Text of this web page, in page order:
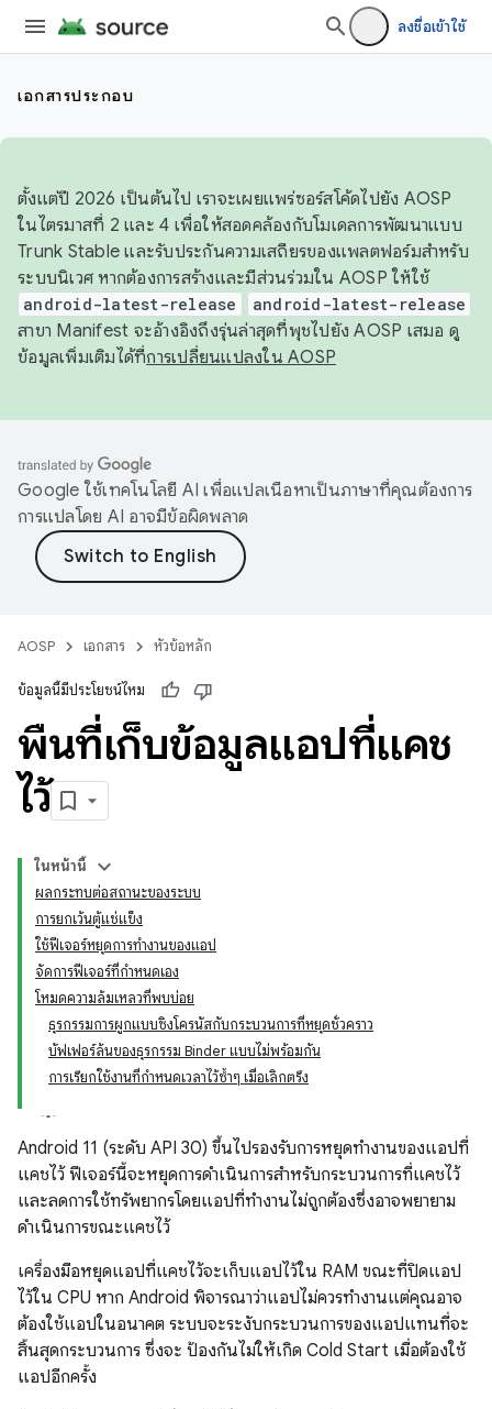
ลงชื่อเข้าใช้
เอกสารประกอบ
ตั้งแต่ปี 2026 เป็นต้นไป เราจะเผยแพร่ซอร์สโค้ดไปยัง AOSP
ในไตรมาสที่ 2 และ 4 เพื่อให้สอดคล้องกับโมเดลการพัฒนาแบบ
Trunk Stable และรับประกันความเสถียรของแพลตฟอร์มสำหรับ
ระบบนิเวศ หากต้องการสร้างและมีส่วนร่วมใน AOSP ให้ใช้
android-latest-release android-latest-release
สาขา Manifest จะอ้างอิงถึงรุ่นล่าสุดที่พุชไปยัง AOSP เสมอ ดู
ข้อมูลเพิ่มเติมได้ที่การเปลี่ยนแปลงใน AOSP
Google ใช้เทคโนโลยี AI เพื่อแปลเนื้อหาเป็นภาษาที่คุณต้องการ
การแปลโดย AI อาจมีข้อผิดพลาด
AOSP เอกสาร หัวข้อหลัก
ข้อมูลนี้มีประโยชน์ไหม
พื้นที่เก็บข้อมูลแอปที่แคช
ไว้
ในหน้านี้
ผลกระทบต่อสถานะของระบบ
การยกเว้นตู้แช่แข็ง
ใช้ฟีเจอร์หยุดการทำงานของแอป
จัดการฟีเจอร์ที่กำหนดเอง
โหมดความล้มเหลวที่พบบ่อย
ธุรกรรมการผูกแบบซิงโครนัสกับกระบวนการที่หยุดชั่วคราว
บัฟเฟอร์ล้นของธุรกรรม Binder แบบไม่พร้อมกัน
การเรียกใช้งานที่กำหนดเวลาไว้ซ้ำๆ เมื่อเลิกตรึง
Android 11 (ระดับ API 30) ขึ้นไปรองรับการหยุดทำงานของแอปที่
แคชไว้ ฟีเจอร์นี้จะหยุดการดำเนินการสำหรับกระบวนการที่แคชไว้
และลดการใช้ทรัพยากรโดยแอปที่ทำงานไม่ถูกต้องซึ่งอาจพยายาม
ดำเนินการขณะแคชไว้
เครื่องมือหยุดแอปที่แคชไว้จะเก็บแอปไว้ใน RAM ขณะที่ปิดแอป
ไว้ใน CPU หาก Android พิจารณาว่าแอปไม่ควรทำงานแต่คุณอาจ
ต้องใช้แอปในอนาคต ระบบจะระงับกระบวนการของแอปแทนที่จะ
สิ้นสุดกระบวนการ ซึ่งจะ ป้องกันไม่ให้เกิด Cold Start เมื่อต้องใช้
แอปอีกครั้ง